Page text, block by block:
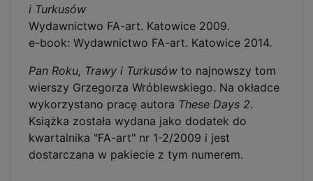
i Turkusów
Wydawnictwo FA-art. Katowice 2009.
e-book: Wydawnictwo FA-art. Katowice 2014.
Pan Roku, Trawy i Turkusów to najnowszy tom
wierszy Grzegorza Wróblewskiego. Na okładce
wykorzystano pracę autora These Days 2.
Książka została wydana jako dodatek do
kwartalnika "FA-art" nr 1-2/2009 i jest
dostarczana w pakiecie z tym numerem.